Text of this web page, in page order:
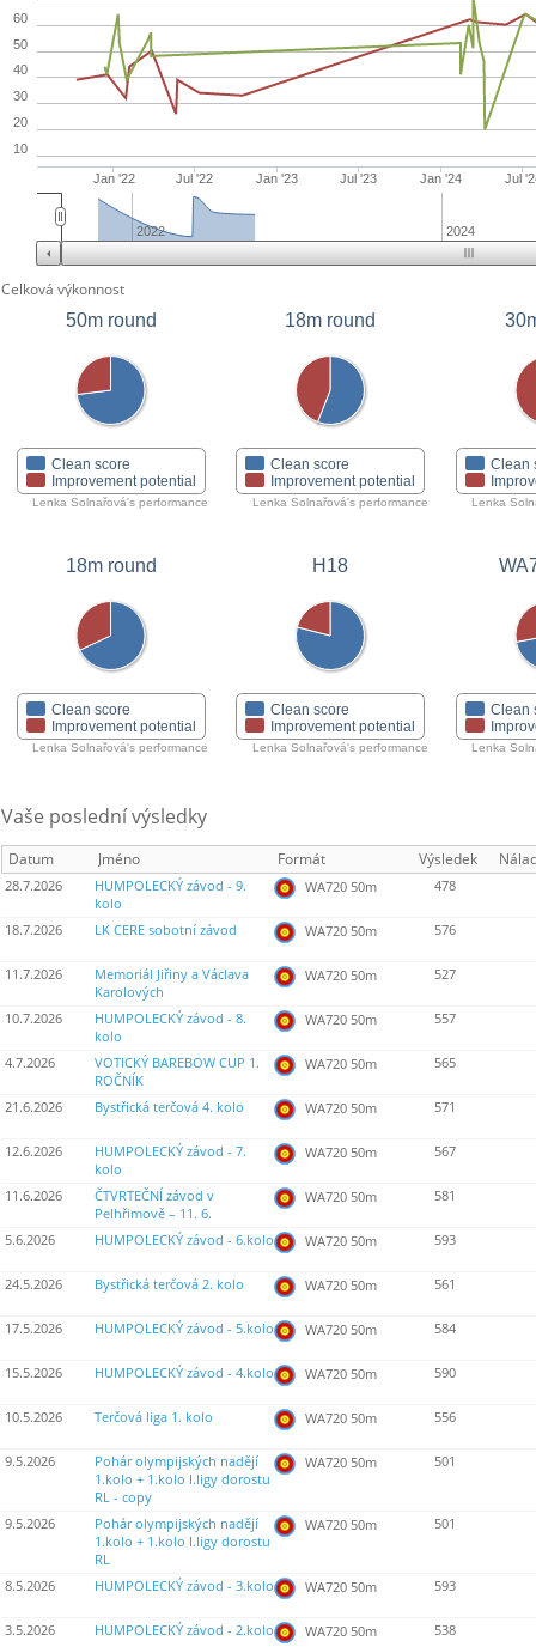
Jan '22 Jul '22 Jan '23 Jul '23 Jan '24 Jul
10
20
30
40
50
60
2022 2024
Celková výkonnost
50m round
Clean score
Improvement potential
Lenka Solnařová's performance
18m round
Clean score
Improvement potential
Lenka Solnařová's performance
Clean
Lenka
18m round
Clean score
Improvement potential
Lenka Solnařová's performance
H18
Clean score
Improvement potential
Lenka Solnařová's performance
Clean
Lenka
Vaše poslední výsledky
Datum Jméno Formát Výsledek
28.7.2026
HUMPOLECKÝ závod - 9.
kolo
WA720 50m 478
18.7.2026 LK CERE sobotní závod WA720 50m 576
11.7.2026
Memoriál Jiřiny a Václava
Karolových
WA720 50m 527
10.7.2026
HUMPOLECKÝ závod - 8.
kolo
WA720 50m 557
4.7.2026
VOTICKÝ BAREBOW CUP 1.
ROČNÍK
WA720 50m 565
21.6.2026 Bystřická terčová 4. kolo WA720 50m 571
12.6.2026
HUMPOLECKÝ závod - 7.
kolo
WA720 50m 567
11.6.2026
ČTVRTEČNÍ závod v
Pelhřimově – 11. 6.
WA720 50m 581
5.6.2026 HUMPOLECKÝ závod - 6.kolo WA720 50m 593
24.5.2026 Bystřická terčová 2. kolo WA720 50m 561
17.5.2026 HUMPOLECKÝ závod - 5.kolo WA720 50m 584
15.5.2026 HUMPOLECKÝ závod - 4.kolo WA720 50m 590
10.5.2026 Terčová liga 1. kolo WA720 50m 556
9.5.2026
Pohár olympijských nadějí
1.kolo + 1.kolo I.ligy dorostu
RL - copy
WA720 50m 501
9.5.2026
Pohár olympijských nadějí
1.kolo + 1.kolo I.ligy dorostu
RL
WA720 50m 501
8.5.2026 HUMPOLECKÝ závod - 3.kolo WA720 50m 593
3.5.2026 HUMPOLECKÝ závod - 2.kolo WA720 50m 538